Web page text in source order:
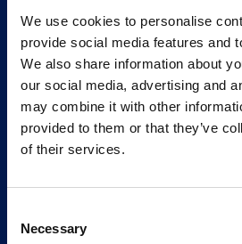
We use cookies to personalise
provide social media features and
We also share information about
our social media, advertising and
may combine it with other
provided to them or that they’ve
of their services.
Selection
Necessary
Teil
X5-1-LABEL
Hersteller
Philips
Beschreibung
Ultrasound Part - X5-1-